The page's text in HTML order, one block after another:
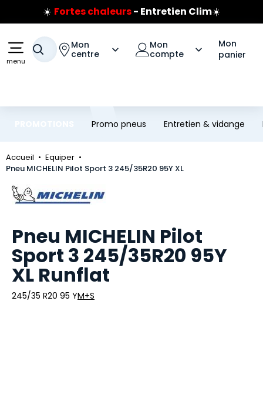
Aller au contenu principal
Aller à la navigation
☀️ Fortes chaleurs- Entretien Clim☀️
Prix coûtant pneus Bridgestone
Jusqu'à 120€ remboursés
sur les pneus Bridgestone
menu
Votre recherche
Mon
centre
Mon
compte
Mon
panier
Promo pneus Entretien & vidange
Accueil
Equiper
Pneu MICHELIN Pilot Sport 3 245/35R20 95Y XL
Marque
Pneu MICHELIN Pilot
Sport 3 245/35R20 95Y
XL Runflat
245/35 R20 95 YM+S